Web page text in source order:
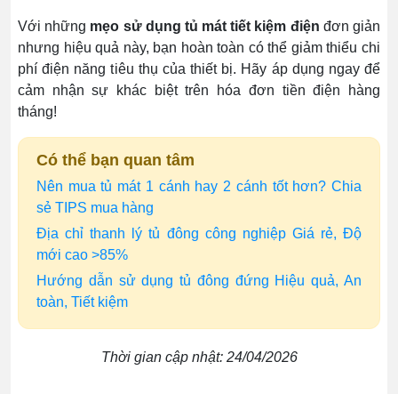
Với những mẹo sử dụng tủ mát tiết kiệm điện đơn giản
nhưng hiệu quả này, bạn hoàn toàn có thể giảm thiểu chi
phí điện năng tiêu thụ của thiết bị. Hãy áp dụng ngay để
cảm nhận sự khác biệt trên hóa đơn tiền điện hàng
tháng!
Có thể bạn quan tâm
Nên mua tủ mát 1 cánh hay 2 cánh tốt hơn? Chia
sẻ TIPS mua hàng
Địa chỉ thanh lý tủ đông công nghiệp Giá rẻ, Độ
mới cao >85%
Hướng dẫn sử dụng tủ đông đứng Hiệu quả, An
toàn, Tiết kiệm
Thời gian cập nhật: 24/04/2026